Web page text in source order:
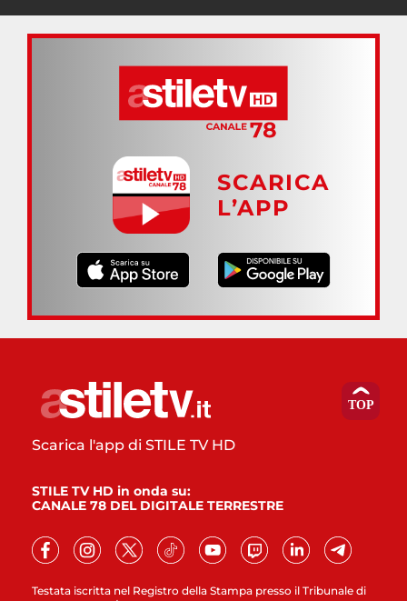
SCARICA
L’APP
Testata iscritta nel Registro della Stampa presso il Tribunale di
Scarica l'app di STILE TV HD
STILE TV HD in onda su:
CANALE 78 DEL DIGITALE TERRESTRE